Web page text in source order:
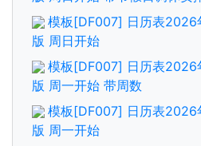
模板[DF007] 日历表2026
版 周日开始
模板[DF007] 日历表2026
版 周一开始 带周数
模板[DF007] 日历表2026
版 周一开始